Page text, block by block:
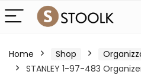
Home Shop
STANLEY 1-97-483